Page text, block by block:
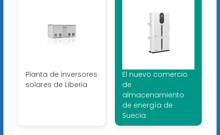
Planta de inversores
solares de Liberia
El nuevo comercio
de
almacenamiento
de energía de
Suecia